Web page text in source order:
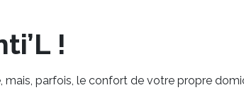
!
mais, parfois, le confort de votre propre